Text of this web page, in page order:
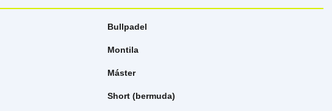
Bullpadel
Montila
Máster
Short (bermuda)